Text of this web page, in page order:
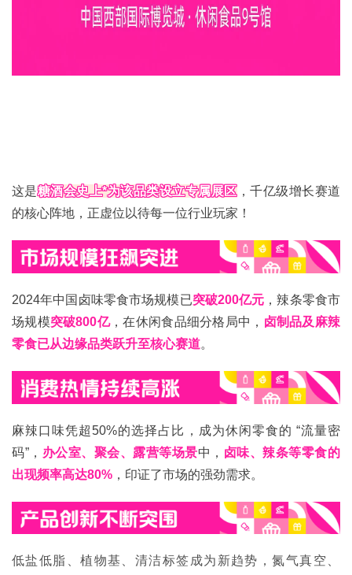
这是糖酒会史上*为该品类设立专属展区，千亿级增长赛道
的核心阵地，正虚位以待每一位行业玩家！
2024年中国卤味零食市场规模已突破200亿元 ，辣条零食市
场规模突破800亿，在休闲食品细分格局中， 卤制品及麻辣
零食已从边缘品类跃升至核心赛道。
麻辣口味凭超50%的选择占比，成为休闲零食的 “流量密
码”， 办公室、聚会、露营等场景中， 卤味、辣条等零食的
出现频率高达80% ，印证了市场的强劲需求。
低盐低脂、植物基、清洁标签成为新趋势，氮气真空、